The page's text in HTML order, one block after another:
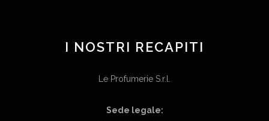
I NOSTRI RECAPITI
Le Profumerie S.r.l.
Sede legale: